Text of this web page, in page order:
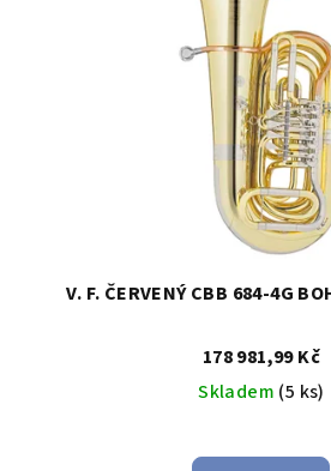
V. F. ČERVENÝ CBB 684-4G
178 981,99 Kč
Skladem (5 ks)